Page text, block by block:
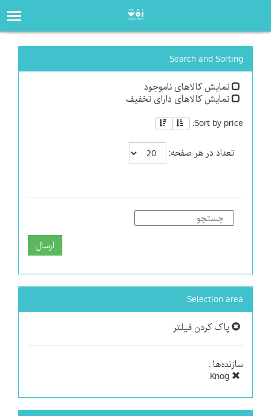
Search and Sorting
نمایش کالاهای ناموجود
نمایش کالاهای دارای تخفیف
Sort by price:
تعداد در هر صفحه:
ارسال
Selection area
پاک کردن فیلتر
سازنده‌ها :